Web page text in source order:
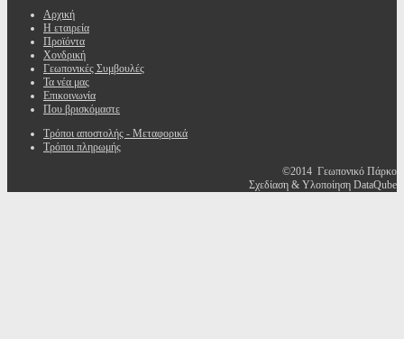
Αρχική
Η εταιρεία
Προϊόντα
Χονδρική
Γεωπονικές Συμβουλές
Τα νέα μας
Επικοινωνία
Που βρισκόμαστε
Τρόποι αποστολής - Μεταφορικά
Τρόποι πληρωμής
©2014 Γεωπονικό Πάρκο
Σχεδίαση & Υλοποίηση DataQube